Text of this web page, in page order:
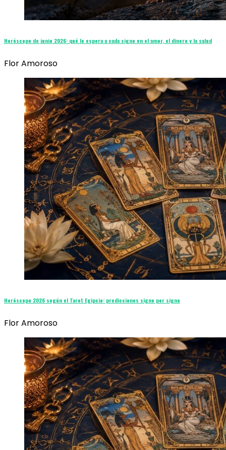
Horóscopo de junio 2026: qué le espera a cada signo en el amor, el dinero y la salud
Flor Amoroso
Horóscopo 2026 según el Tarot Egipcio: predicciones signo por signo
Flor Amoroso